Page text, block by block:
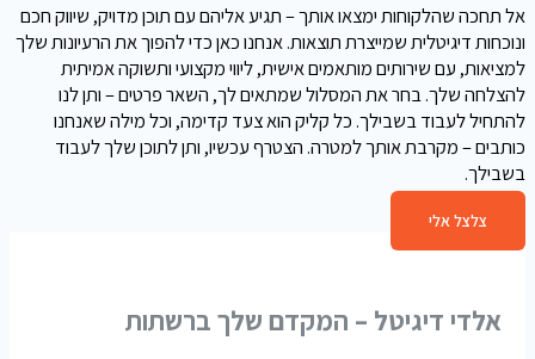
אל תחכה שהלקוחות ימצאו אותך – תגיע אליהם עם תוכן מדויק, שיווק חכם
ונוכחות דיגיטלית שמייצרת תוצאות. אנחנו כאן כדי להפוך את הרעיונות שלך
למציאות, עם שירותים מותאמים אישית, ליווי מקצועי ותשוקה אמיתית
להצלחה שלך. בחר את המסלול שמתאים לך, השאר פרטים – ותן לנו
להתחיל לעבוד בשבילך. כל קליק הוא צעד קדימה, וכל מילה שאנחנו
כותבים – מקרבת אותך למטרה. הצטרף עכשיו, ותן לתוכן שלך לעבוד
בשבילך.
צלצל אלי
אלדי דיגיטל – המקדם שלך ברשתות